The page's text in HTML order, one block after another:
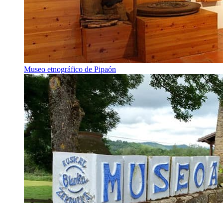
Museo etnográfico de Pipaón